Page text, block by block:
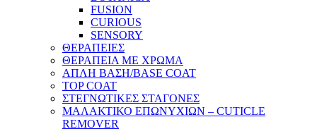
FUSION
CURIOUS
SENSORY
ΘΕΡΑΠΕΙΕΣ
ΘΕΡΑΠΕΙΑ ΜΕ ΧΡΩΜΑ
ΑΠΛΗ ΒΑΣΗ/BASE COAT
TOP COAT
ΣΤΕΓΝΩΤΙΚΕΣ ΣΤΑΓΟΝΕΣ
ΜΑΛΑΚΤΙΚΟ ΕΠΩΝΥΧΙΩΝ – CUTICLE
REMOVER